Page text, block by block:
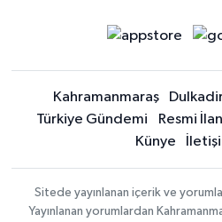
Kahramanmaraş
Türkiye Gündemi
Resmi İlan
Künye
Sitede yayınlanan içerik ve
Yayınlanan yorumlardan